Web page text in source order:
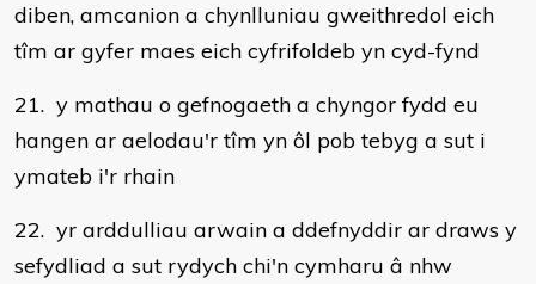
diben, amcanion a chynlluniau gweithredol eich
tîm ar gyfer maes eich cyfrifoldeb yn cyd-fynd
21. y mathau o gefnogaeth a chyngor fydd eu
hangen ar aelodau'r tîm yn ôl pob tebyg a sut i
ymateb i'r rhain
22. yr arddulliau arwain a ddefnyddir ar draws y
sefydliad a sut rydych chi'n cymharu â nhw